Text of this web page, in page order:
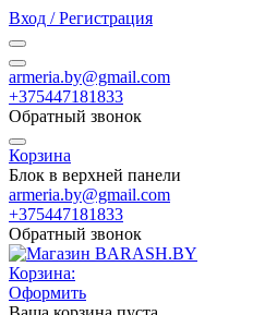
Вход / Регистрация
armeria.by@gmail.com
+375447181833
Обратный звонок
Корзина
Блок в верхней панели
armeria.by@gmail.com
+375447181833
Обратный звонок
Корзина:
Оформить